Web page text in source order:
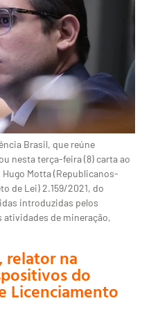
Brasil, que reúne
nesta terça-feira (8) carta ao
Motta (Republicanos-
de Lei) 2.159/2021, do
introduzidas pelos
de mineração,
relator na
do
Licenciamento